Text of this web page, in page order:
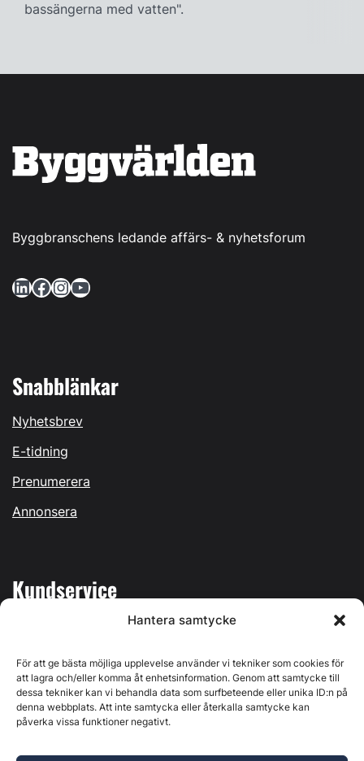
Hantera samtycke
För att ge bästa möjliga upplevelse använder vi tekniker som cookies för
att lagra och/eller komma åt enhetsinformation. Genom att samtycke till
dessa tekniker kan vi behandla data som surfbeteende eller unika ID:n på
denna webbplats. Att inte samtycka eller återkalla samtycke kan
påverka vissa funktioner negativt.
bassängerna med vatten".
Byggbranschens ledande affärs- & nyhetsforum
LinkedIn Facebook InstagramYouTube
Snabblänkar
Nyhetsbrev
E-tidning
Prenumerera
Annonsera
Kundservice
Kontakta oss
Östernäsvägen 1, 827 32 Ljusdal, org.nr: 556625-6425 -